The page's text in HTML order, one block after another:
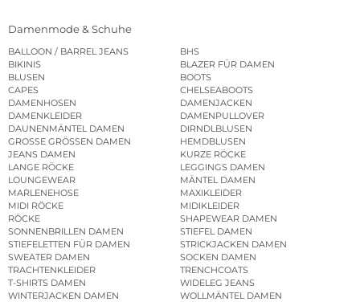
Damenmode & Schuhe
BALLOON / BARREL JEANS
BHS
BIKINIS
BLAZER FÜR DAMEN
BLUSEN
BOOTS
CAPES
CHELSEABOOTS
DAMENHOSEN
DAMENJACKEN
DAMENKLEIDER
DAMENPULLOVER
DAUNENMÄNTEL DAMEN
DIRNDLBLUSEN
GROSSE GRÖSSEN DAMEN
HEMDBLUSEN
JEANS DAMEN
KURZE RÖCKE
LANGE RÖCKE
LEGGINGS DAMEN
LOUNGEWEAR
MÄNTEL DAMEN
MARLENEHOSE
MAXIKLEIDER
MIDI RÖCKE
MIDIKLEIDER
RÖCKE
SHAPEWEAR DAMEN
SONNENBRILLEN DAMEN
STIEFEL DAMEN
STIEFELETTEN FÜR DAMEN
STRICKJACKEN DAMEN
SWEATER DAMEN
SOCKEN DAMEN
TRACHTENKLEIDER
TRENCHCOATS
T-SHIRTS DAMEN
WIDELEG JEANS
WINTERJACKEN DAMEN
WOLLMÄNTEL DAMEN